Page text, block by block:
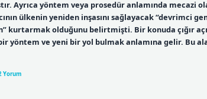
Ayrıca yöntem veya prosedür anlamında mecazi
ülkenin yeniden inşasını sağlayacak “devrimci
kurtarmak olduğunu belirtmişti. Bir konuda çığır
yöntem ve yeni bir yol bulmak anlamına gelir. Bu
Yorum